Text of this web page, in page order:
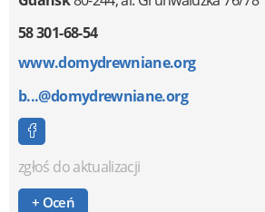
58 301-68-54
www.domydrewniane.org
b...@domydrewniane.org
zgłoś do aktualizacji
+ Oceń